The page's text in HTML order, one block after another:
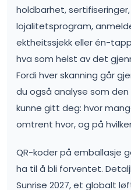
holdbarhet,
lojalitetsprogram,
ektheitssjekk eller én-
hva som helst av det
Fordi hver skanning går
du også analyse som
kunne gitt deg: hvor
omtrent hvor, og på
QR-koder på emballasje
ha til å bli forventet.
Sunrise 2027, et globalt